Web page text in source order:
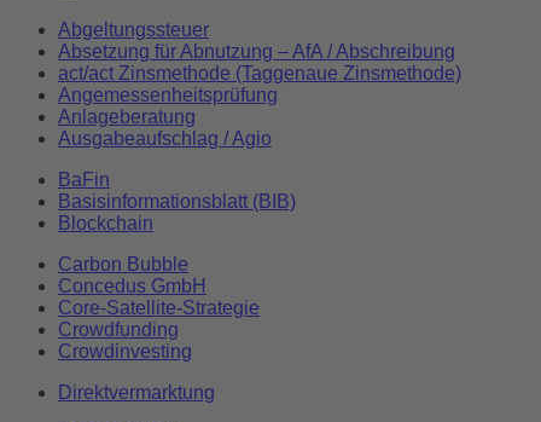
Abgeltungssteuer
Absetzung für Abnutzung – AfA / Abschreibung
act/act Zinsmethode (Taggenaue Zinsmethode)
Angemessenheitsprüfung
Anlageberatung
Ausgabeaufschlag / Agio
BaFin
Basisinformationsblatt (BIB)
Blockchain
Carbon Bubble
Concedus GmbH
Core-Satellite-Strategie
Crowdfunding
Crowdinvesting
Direktvermarktung